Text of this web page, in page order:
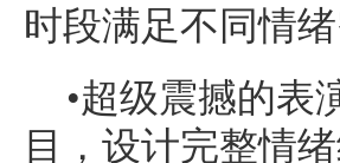
时段满足不同情
•超级震撼的表
目，设计完整情